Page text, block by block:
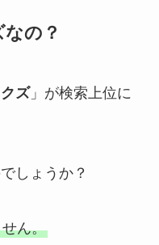
の？
ズ」が検索上位に
しょうか？
ん。